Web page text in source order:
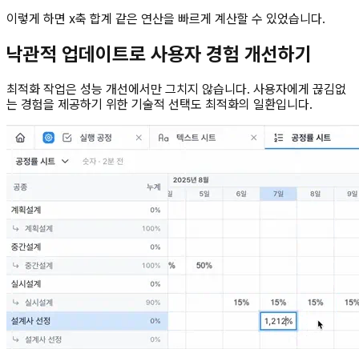
이렇게 하면 x축 합계 같은 연산을 빠르게 계산할 수 있었습니다.
낙관적 업데이트로 사용자 경험 개선하기
최적화 작업은 성능 개선에서만 그치지 않습니다. 사용자에게 끊김없
는 경험을 제공하기 위한 기술적 선택도 최적화의 일환입니다.